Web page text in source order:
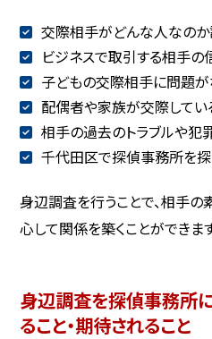
交際相手がどんな人なのか
ビジネスで取引する相手
子どもの交際相手に問題
配偶者や家族が交際して
相手の過去のトラブルや犯
千代田区で探偵事務所を
身辺調査を行うことで、相手
心して関係を築くことができま
身辺調査を探偵事務所
ること・期待されること